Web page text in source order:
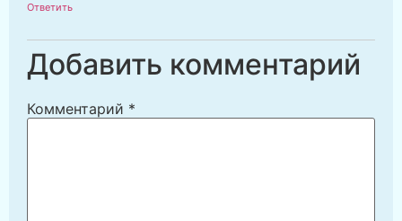
Ответить
Добавить комментарий
Комментарий *